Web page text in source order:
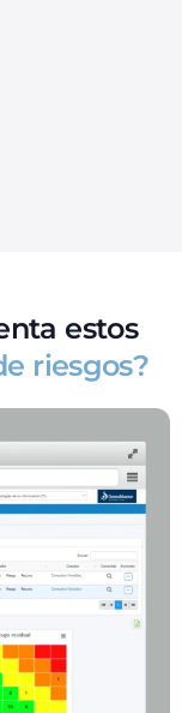
estos
riesgos?